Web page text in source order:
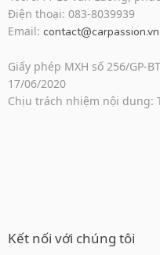
Điện thoại: 083-8039939
Email: contact@carpassion.vn
Giấy phép MXH số 256/GP-
17/06/2020
Chịu trách nhiệm nội dung:
Kết nối với chúng tôi